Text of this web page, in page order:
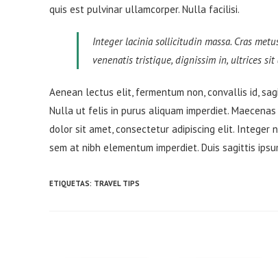
quis est pulvinar ullamcorper. Nulla facilisi.
Integer lacinia sollicitudin massa. Cras
venenatis tristique, dignissim in, ultrices sit
Aenean lectus elit, fermentum non, convallis id,
Nulla ut felis in purus aliquam imperdiet.
dolor sit amet, consectetur adipiscing elit. Integer
sem at nibh elementum imperdiet. Duis sagittis
ETIQUETAS: TRAVEL TIPS